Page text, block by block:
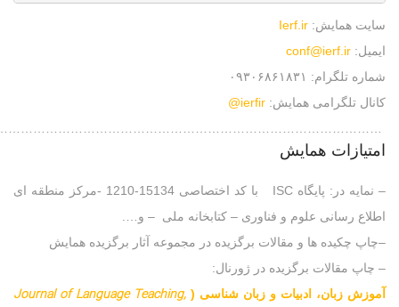
سايت همايش: Ierf.ir
ایمیل: conf@ierf.ir
شماره تلگرام: ۰۹۳۰۶۸۶۱۸۳۱
کانال تلگرامی همایش: ierfir@
امتیازات همایش
– نمایه در: پایگاه ISC با کد اختصاصی 15134-1210 -مرکز منطقه ای
اطلاع رسانی علوم و فناوری – کتابخانه ملی – و….
–چاپ چکیده ها و مقالات برگزیده در مجموعه آثار برگزیده همایش
– چاپ مقالات برگزیده در ژورنال:
آموزش زبان، ادبیات و زبان شناسی ( Journal of Language Teaching,